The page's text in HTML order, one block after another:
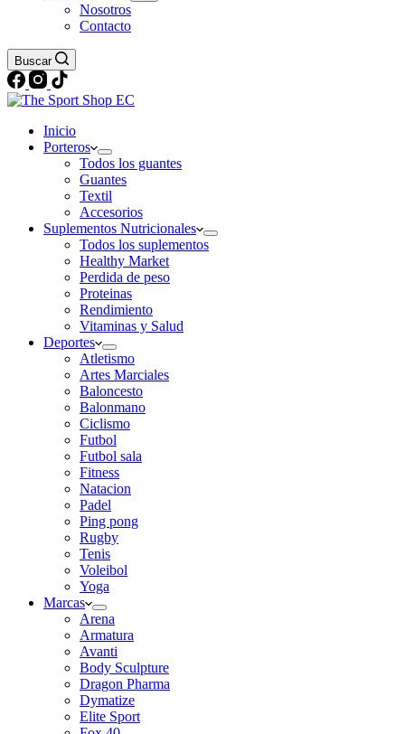
Nosotros
Contacto
Buscar
Inicio
Porteros
Todos los guantes
Guantes
Textil
Accesorios
Suplementos Nutricionales
Todos los suplementos
Healthy Market
Perdida de peso
Proteinas
Rendimiento
Vitaminas y Salud
Deportes
Atletismo
Artes Marciales
Baloncesto
Balonmano
Ciclismo
Futbol
Futbol sala
Fitness
Natacion
Padel
Ping pong
Rugby
Tenis
Voleibol
Yoga
Marcas
Arena
Armatura
Avanti
Body Sculpture
Dragon Pharma
Dymatize
Elite Sport